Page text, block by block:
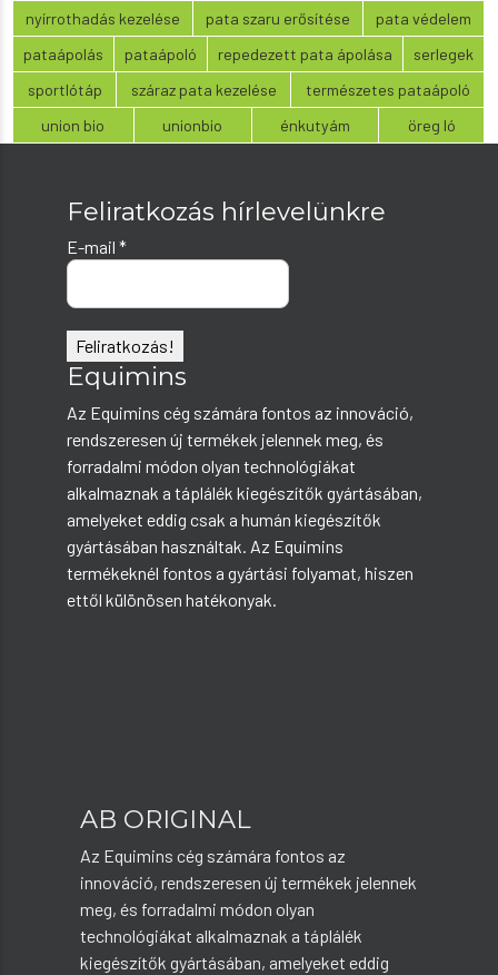
nyírrothadás kezelése
pata szaru erősítése
pata védelem
pataápolás
pataápoló repedezett pata ápolása
serlegek
sportlótáp
száraz pata kezelése
természetes pataápoló
union bio
unionbio énkutyám öreg ló
Feliratkozás hírlevelünkre
E-mail *
Equimins
Az Equimins cég számára fontos az innováció,
rendszeresen új termékek jelennek meg, és
forradalmi módon olyan technológiákat
alkalmaznak a táplálék kiegészítők gyártásában,
amelyeket eddig csak a humán kiegészítők
gyártásában használtak. Az Equimins
termékeknél fontos a gyártási folyamat, hiszen
ettől különösen hatékonyak.
AB ORIGINAL
Az Equimins cég számára fontos az
innováció, rendszeresen új termékek jelennek
meg, és forradalmi módon olyan
technológiákat alkalmaznak a táplálék
kiegészítők gyártásában, amelyeket eddig